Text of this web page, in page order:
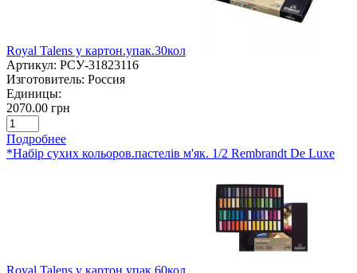
Royal Talens у картон.упак.30кол
Артикул: РСУ-31823116
Изготовитель: Россия
Единицы:
2070.00 грн
Подробнее
*Набір сухих кольоров.пастелів м'як. 1/2 Rembrandt De Luxe
Royal Talens у картон.упак.60кол